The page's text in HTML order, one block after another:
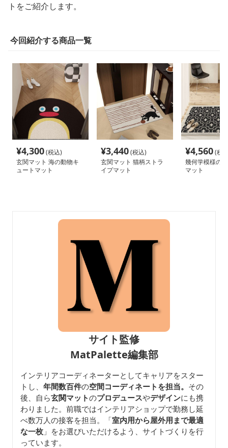
トをご紹介します。
今回紹介する商品一覧
¥4,300(税込)
玄関マット 海の動物キ
ュートマット
¥3,440(税込)
玄関マット 猫柄ストラ
イプマット
¥4,560(税
幾何学模様の
マット
サイト監修
MatPalette編集部
インテリアコーディネーターとしてキャリアをスター
トし、 年間数百件の空間コーディネートを担当。 その
後、自ら玄関マットのプロデュースやデザインにも携
わりました。前職ではインテリアショップで勤務し延
べ数万人の接客を担当。「室内用から屋外用まで最適
な一枚 」をお選びいただけるよう、サイトづくりを行
っています。